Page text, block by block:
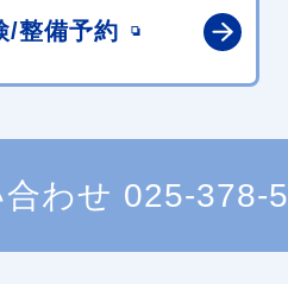
/整備予約
わせ 025-378-